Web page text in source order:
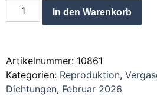
Dichtung
Ansaugstutzen
Reproduktion
Menge
In den Warenkorb
Artikelnummer: 10861
Kategorien: Reproduktion,
Dichtungen, Februar 2026